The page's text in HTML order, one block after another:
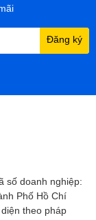
Đăng ký
số doanh nghiệp:
Phố Hồ Chí
theo pháp